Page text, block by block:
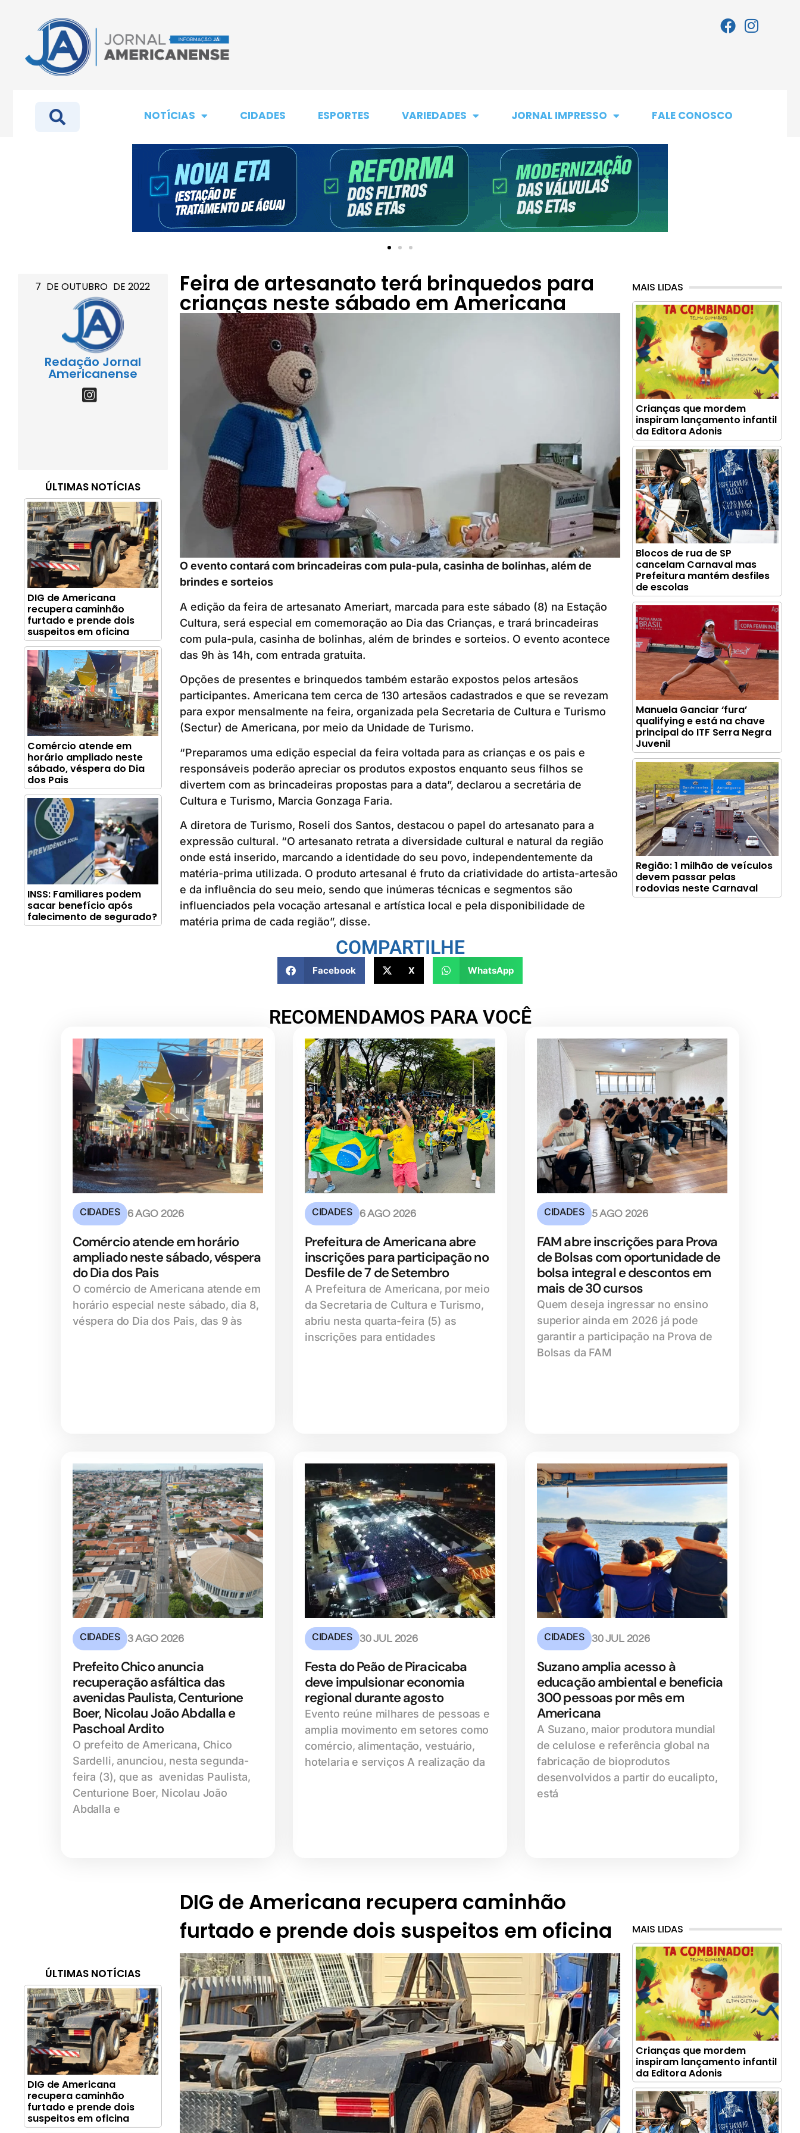
NOTÍCIAS CIDADES ESPORTES VARIEDADES JORNAL IMPRESSO FALE CONOSCO
7 DEOUTUBRO DE2022
Redação Jornal
Americanense
ÚLTIMAS NOTÍCIAS
DIG de Americana
recupera caminhão
furtado e prende dois
suspeitos em oficina
Comércio atende em
horário ampliado neste
sábado, véspera do Dia
dos Pais
INSS: Familiares podem
sacar benefício após
falecimento de segurado?
Feira de artesanato terá brinquedos para
crianças neste sábado em Americana
O evento contará com brincadeiras com pula-pula, casinha de bolinhas, além de
brindes e sorteios
A edição da feira de artesanato Ameriart, marcada para este sábado (8) na Estação
Cultura, será especial em comemoração ao Dia das Crianças, e trará brincadeiras
com pula-pula, casinha de bolinhas, além de brindes e sorteios. O evento acontece
das 9h às 14h, com entrada gratuita.
Opções de presentes e brinquedos também estarão expostos pelos artesãos
participantes. Americana tem cerca de 130 artesãos cadastrados e que se revezam
para expor mensalmente na feira, organizada pela Secretaria de Cultura e Turismo
(Sectur) de Americana, por meio da Unidade de Turismo.
“Preparamos uma edição especial da feira voltada para as crianças e os pais e
responsáveis poderão apreciar os produtos expostos enquanto seus filhos se
divertem com as brincadeiras propostas para a data”, declarou a secretária de
Cultura e Turismo, Marcia Gonzaga Faria.
A diretora de Turismo, Roseli dos Santos, destacou o papel do artesanato para a
expressão cultural. “O artesanato retrata a diversidade cultural e natural da região
onde está inserido, marcando a identidade do seu povo, independentemente da
matéria-prima utilizada. O produto artesanal é fruto da criatividade do artista-artesão
e da influência do seu meio, sendo que inúmeras técnicas e segmentos são
influenciados pela vocação artesanal e artística local e pela disponibilidade de
matéria prima de cada região”, disse.
COMPARTILHE
Facebook X WhatsApp
MAIS LIDAS
Crianças que mordem
inspiram lançamento infantil
da Editora Adonis
Blocos de rua de SP
cancelam Carnaval mas
Prefeitura mantém desfiles
de escolas
Manuela Ganciar ‘fura’
qualifying e está na chave
principal do ITF Serra Negra
Juvenil
Região: 1 milhão de veículos
devem passar pelas
rodovias neste Carnaval
RECOMENDAMOS PARA VOCÊ
CIDADES 6 AGO 2026
Comércio atende em horário
ampliado neste sábado, véspera
do Dia dos Pais
O comércio de Americana atende em
horário especial neste sábado, dia 8,
véspera do Dia dos Pais, das 9 às
CIDADES 6 AGO 2026
Prefeitura de Americana abre
inscrições para participação no
Desfile de 7 de Setembro
A Prefeitura de Americana, por meio
da Secretaria de Cultura e Turismo,
abriu nesta quarta-feira (5) as
inscrições para entidades
CIDADES 5 AGO 2026
FAM abre inscrições para Prova
de Bolsas com oportunidade de
bolsa integral e descontos em
mais de 30 cursos
Quem deseja ingressar no ensino
superior ainda em 2026 já pode
garantir a participação na Prova de
Bolsas da FAM
CIDADES 3 AGO 2026
Prefeito Chico anuncia
recuperação asfáltica das
avenidas Paulista, Centurione
Boer, Nicolau João Abdalla e
Paschoal Ardito
O prefeito de Americana, Chico
Sardelli, anunciou, nesta segunda-
feira (3), que as avenidas Paulista,
Centurione Boer, Nicolau João
Abdalla e
CIDADES 30 JUL 2026
Festa do Peão de Piracicaba
deve impulsionar economia
regional durante agosto
Evento reúne milhares de pessoas e
amplia movimento em setores como
comércio, alimentação, vestuário,
hotelaria e serviços A realização da
CIDADES 30 JUL 2026
Suzano amplia acesso à
educação ambiental e beneficia
300 pessoas por mês em
Americana
A Suzano, maior produtora mundial
de celulose e referência global na
fabricação de bioprodutos
desenvolvidos a partir do eucalipto,
está
ÚLTIMAS NOTÍCIAS
DIG de Americana
recupera caminhão
furtado e prende dois
suspeitos em oficina
DIG de Americana recupera caminhão
furtado e prende dois suspeitos em oficina
MAIS LIDAS
Crianças que mordem
inspiram lançamento infantil
da Editora Adonis